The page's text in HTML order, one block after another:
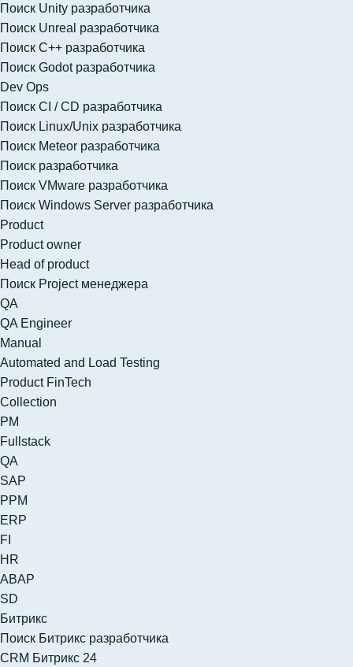
Поиск Unity разработчика
Поиск Unreal разработчика
Поиск C++ разработчика
Поиск Godot разработчика
Dev Ops
Поиск CI / CD разработчика
Поиск Linux/Unix разработчика
Поиск Meteor разработчика
Поиск разработчика
Поиск VMware разработчика
Поиск Windows Server разработчика
Product
Product owner
Head of product
Поиск Project менеджера
QA
QA Engineer
Manual
Automated and Load Testing
Product FinTech
Collection
PM
Fullstack
QA
SAP
PPM
ERP
FI
HR
ABAP
SD
Битрикс
Поиск Битрикс разработчика
CRM Битрикс 24